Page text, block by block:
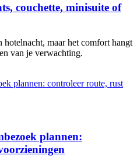
couchette, minisuite of
hotelnacht, maar het comfort hangt
van je verwachting.
plannen: